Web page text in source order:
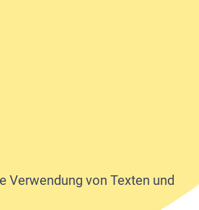
Verwendung von Texten und